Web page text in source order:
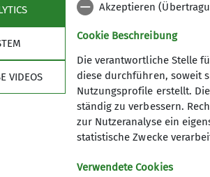
serve Prinzip. Nachrücken nur
benötigt mein Kind dafür?
das Kinderklettern ist eine
der Eltern
Im Optimalfall besitzt
Sportkleidung geklettert
Kinder- und Jugendgruppe:
allgemeine Kinder- und Jugend
wichtige
VIDEOS
Akzeptieren
Cookie Beschreibung
Die verantwortliche Stelle
diese durchführen, soweit
Nutzungsprofile erstellt.
ständig zu verbessern.
zur Nutzeranalyse ein
statistische Zwecke
Verwendete Cookies